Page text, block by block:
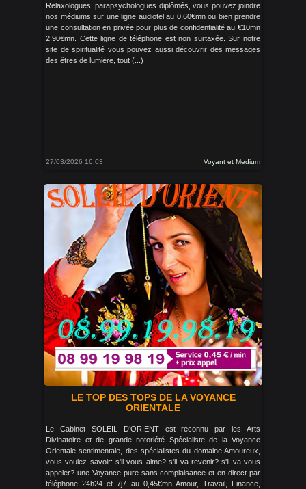
Relaxologues, parapsychologues diplômés, vous pouvez joindre
nos médiums sur une ligne audiotel au 0,60€mn ou bien prendre
une consultation en privée pour plus de confidentialité au €10mn
2,90€mn. Cette ligne de téléphone est non surtaxée. Sur notre
site de spiritualité vous pouvez aussi découvrir des messages
des êtres de lumière, tout (...)
27/03/2026 16:03 Voyant et Medium
LE TOP DES TOPS DE LA VOYANCE
ORIENTALE
Le Cabinet SOLEIL D’ORIENT est reconnu par les Arts
Divinatoire et de grande notoriété Spécialiste de la Voyance
Orientale sentimentale, des spécialistes du domaine Amoureux,
vous voulez savoir: s'il vous aime? s'il va revenir? s'il va vous
appeler? une Voyance pure sans complaisance et en direct par
téléphone 24h24 et 7j7 au 0,45€mn Amour, Travail, Finance,